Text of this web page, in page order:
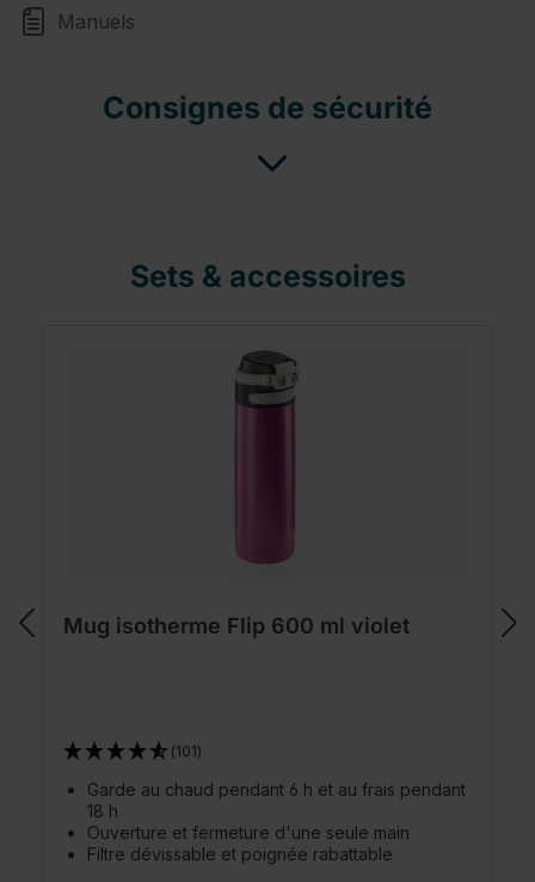
Manuels
Consignes de sécurité
Sets & accessoires
Mug isotherme Flip 600 ml violet
(101)
Garde au chaud pendant 6 h et au frais pendant
18 h
Ouverture et fermeture d'une seule main
Filtre dévissable et poignée rabattable